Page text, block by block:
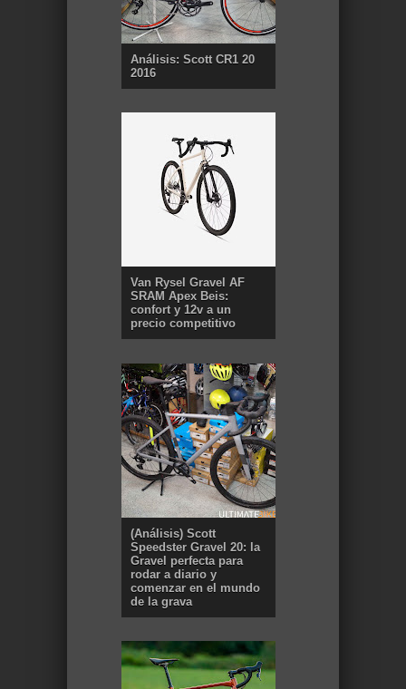
Análisis: Scott CR1 20
2016
Van Rysel Gravel AF
SRAM Apex Beis:
confort y 12v a un
precio competitivo
(Análisis) Scott
Speedster Gravel 20: la
Gravel perfecta para
rodar a diario y
comenzar en el mundo
de la grava